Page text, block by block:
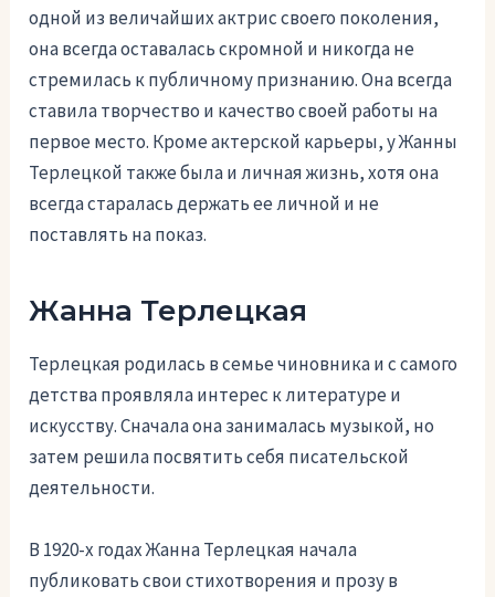
одной из величайших актрис своего поколения,
она всегда оставалась скромной и никогда не
стремилась к публичному признанию. Она всегда
ставила творчество и качество своей работы на
первое место. Кроме актерской карьеры, у Жанны
Терлецкой также была и личная жизнь, хотя она
всегда старалась держать ее личной и не
поставлять на показ.
Жанна Терлецкая
Терлецкая родилась в семье чиновника и с самого
детства проявляла интерес к литературе и
искусству. Сначала она занималась музыкой, но
затем решила посвятить себя писательской
деятельности.
В 1920-х годах Жанна Терлецкая начала
публиковать свои стихотворения и прозу в